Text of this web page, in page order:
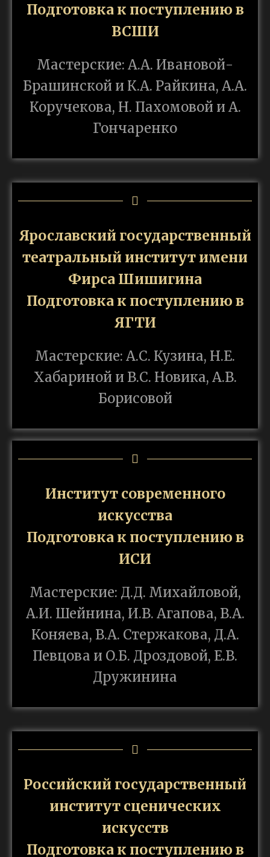
Подготовка к поступлению в
ВСШИ
Мастерские: А.А. Ивановой-
Брашинской и К.А. Райкина, А.А.
Коручекова, Н. Пахомовой и А.
Гончаренко
Ярославский государственный
театральный институт имени
Фирса Шишигина
Подготовка к поступлению в
ЯГТИ
Мастерские: А.С. Кузина, Н.Е.
Хабариной и В.С. Новика, А.В.
Борисовой
Институт современного
искусства
Подготовка к поступлению в
ИСИ
Мастерские: Д.Д. Михайловой,
А.И. Шейнина, И.В. Агапова, В.А.
Коняева, В.А. Стержакова, Д.А.
Певцова и О.Б. Дроздовой, Е.В.
Дружинина
Российский государственный
институт сценических
искусств
Подготовка к поступлению в